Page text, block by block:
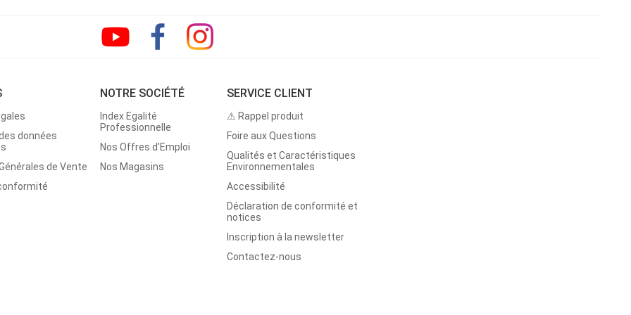
données
de Vente
NOTRE SOCIÉTÉ
Index Egalité
Professionnelle
Nos Offres d'Emploi
Nos Magasins
SERVICE CLIENT
⚠ Rappel produit
Foire aux Questions
Qualités et Caractéristiques
Environnementales
Accessibilité
Déclaration de conformité et
notices
Inscription à la newsletter
Contactez-nous